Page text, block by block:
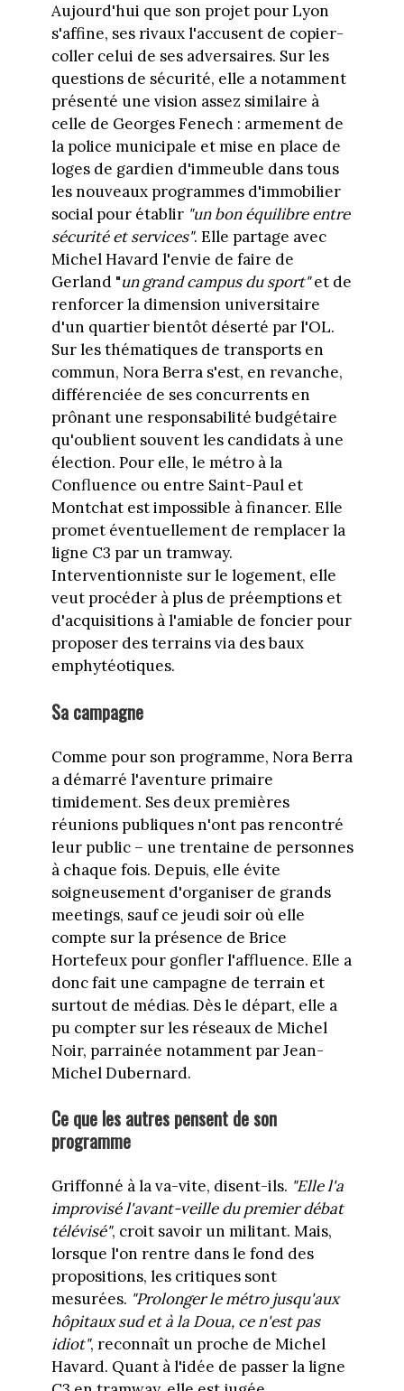
Aujourd'hui que son projet pour Lyon
s'affine, ses rivaux l'accusent de copier-
coller celui de ses adversaires. Sur les
questions de sécurité, elle a notamment
présenté une vision assez similaire à
celle de Georges Fenech : armement de
la police municipale et mise en place de
loges de gardien d'immeuble dans tous
les nouveaux programmes d'immobilier
social pour établir "un bon équilibre entre
sécurité et services". Elle partage avec
Michel Havard l'envie de faire de
Gerland "un grand campus du sport"et de
renforcer la dimension universitaire
d'un quartier bientôt déserté par l'OL.
Sur les thématiques de transports en
commun, Nora Berra s'est, en revanche,
différenciée de ses concurrents en
prônant une responsabilité budgétaire
qu'oublient souvent les candidats à une
élection. Pour elle, le métro à la
Confluence ou entre Saint-Paul et
Montchat est impossible à financer. Elle
promet éventuellement de remplacer la
ligne C3 par un tramway.
Interventionniste sur le logement, elle
veut procéder à plus de préemptions et
d'acquisitions à l'amiable de foncier pour
proposer des terrains via des baux
emphytéotiques.
Sa campagne
Comme pour son programme, Nora Berra
a démarré l'aventure primaire
timidement. Ses deux premières
réunions publiques n'ont pas rencontré
leur public – une trentaine de personnes
à chaque fois. Depuis, elle évite
soigneusement d'organiser de grands
meetings, sauf ce jeudi soir où elle
compte sur la présence de Brice
Hortefeux pour gonfler l'affluence. Elle a
donc fait une campagne de terrain et
surtout de médias. Dès le départ, elle a
pu compter sur les réseaux de Michel
Noir, parrainée notamment par Jean-
Michel Dubernard.
Ce que les autres pensent de son
programme
Griffonné à la va-vite, disent-ils. "Elle l'a
improvisé l'avant-veille du premier débat
télévisé", croit savoir un militant. Mais,
lorsque l'on rentre dans le fond des
propositions, les critiques sont
mesurées. "Prolonger le métro jusqu'aux
hôpitaux sud et à la Doua, ce n'est pas
idiot", reconnaît un proche de Michel
Havard. Quant à l'idée de passer la ligne